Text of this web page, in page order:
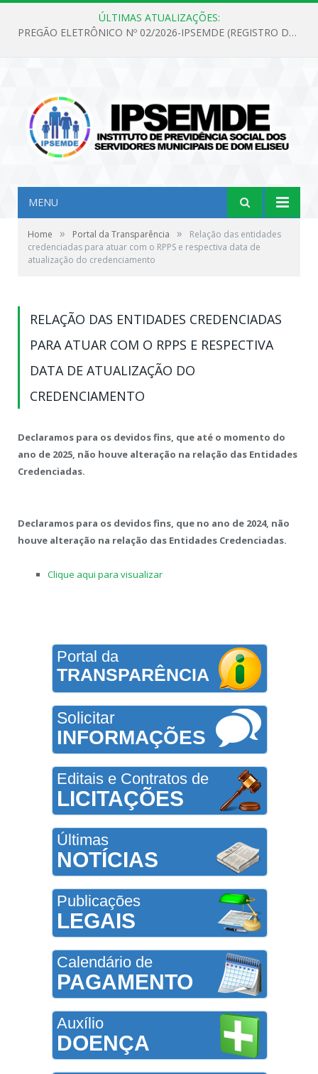
ÚLTIMAS ATUALIZAÇÕES:
PREGÃO ELETRÔNICO Nº 02/2026-IPSEMDE (REGISTRO DE PREÇOS PARA FUTURA E EVENTUAL AQUISIÇÃO DE MATERIAL DE LIMPEZA E GÊNEROS ALIMENTÍCIOS PARA ATENDER AS NECESSIDADES DO INSTITUTO DE PREVIDÊNCIA SOCIAL DOS SERVIDORES MUNICIPAIS DE DOM ELISEU.)
MENU
Home » Portal da Transparência »
Relação das entidades
credenciadas para atuar com o RPPS e respectiva data de
atualização do credenciamento
RELAÇÃO DAS ENTIDADES CREDENCIADAS
PARA ATUAR COM O RPPS E RESPECTIVA
DATA DE ATUALIZAÇÃO DO
CREDENCIAMENTO
Declaramos para os devidos fins, que até o momento do
ano de 2025, não houve alteração na relação das Entidades
Credenciadas.
Declaramos para os devidos fins, que no ano de 2024, não
houve alteração na relação das Entidades Credenciadas.
Clique aqui para visualizar
Portal da
TRANSPARÊNCIA
Solicitar
INFORMAÇÕES
Editais e Contratos de
LICITAÇÕES
Últimas
NOTÍCIAS
Publicações
LEGAIS
Calendário de
PAGAMENTO
Auxílio
DOENÇA